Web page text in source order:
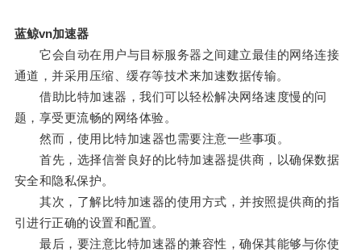
蓝鲸vn加速器
它会自动在用户与目标服务器之间建立最佳的网络连接
通道，并采用压缩、缓存等技术来加速数据传输。
借助比特加速器，我们可以轻松解决网络速度慢的问
题，享受更流畅的网络体验。
然而，使用比特加速器也需要注意一些事项。
首先，选择信誉良好的比特加速器提供商，以确保数据
安全和隐私保护。
其次，了解比特加速器的使用方式，并按照提供商的指
引进行正确的设置和配置。
最后，要注意比特加速器的兼容性，确保其能够与你使